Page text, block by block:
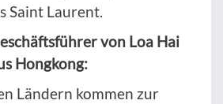
Saint Laurent.
von Loa Hai
Hongkong:
Ländern kommen zur